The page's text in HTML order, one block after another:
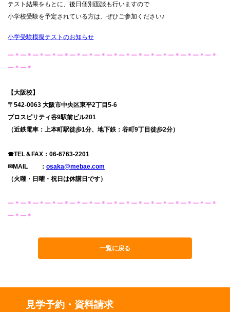
テスト結果をもとに、後日個別面談も行いますので
小学校受験を予定されている方は、ぜひご参加ください♪
小学受験模擬テストのお知らせ
ー＊ー＊ー＊ー＊ー＊ー＊ー＊ー＊ー＊ー＊ー＊ー＊ー＊ー＊ー＊ー＊ー＊
ー＊ー＊
【大阪校】
〒542-0063 大阪市中央区東平2丁目5-6
プロスピリティ谷9駅前ビル201
（近鉄電車：上本町駅徒歩1分、地下鉄：谷町9丁目徒歩2分）
☎TEL＆FAX：06-6763-2201
✉MAIL ： osaka@mebae.com
（火曜・日曜・祝日は休講日です）
ー＊ー＊ー＊ー＊ー＊ー＊ー＊ー＊ー＊ー＊ー＊ー＊ー＊ー＊ー＊ー＊ー＊
ー＊ー＊
一覧に戻る
見学予約・資料請求